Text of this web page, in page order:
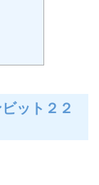
ット２２